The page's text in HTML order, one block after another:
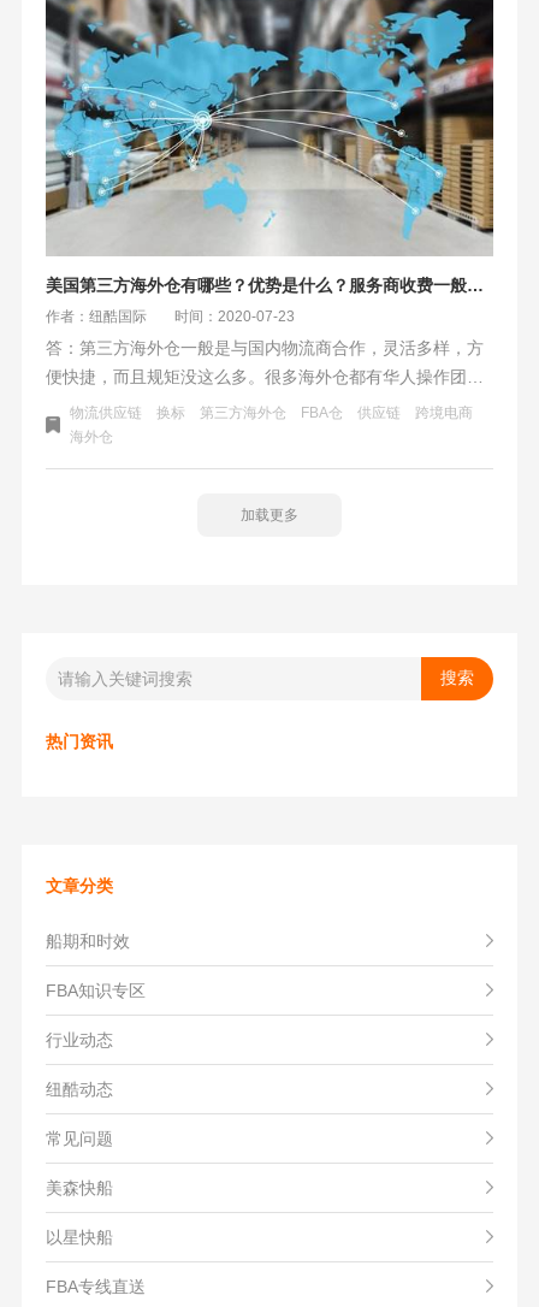
美国第三方海外仓有哪些？优势是什么？服务商收费一般包括什么？
作者：纽酷国际 时间：2020-07-23
答：第三方海外仓一般是与国内物流商合作，灵活多样，方
便快捷，而且规矩没这么多。很多海外仓都有华人操作团
队，容易沟通。跨境电商卖家不用担心货因为限制而被亚马
孙FBA仓拒之门外。第三方海外仓没有平台的限制，都能使
物流供应链 换标 第三方海外仓 FBA仓 供应链
跨境电商
海外仓
加载更多
热门资讯
文章分类
船期和时效
FBA知识专区
行业动态
纽酷动态
常见问题
美森快船
以星快船
FBA专线直送